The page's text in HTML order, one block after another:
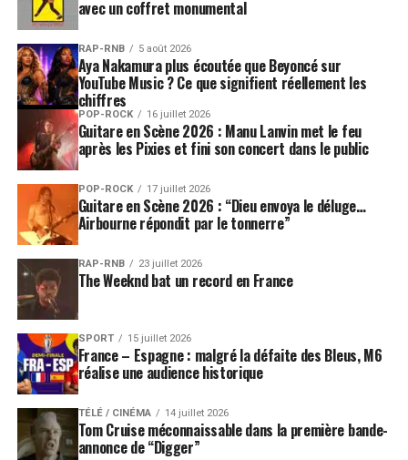
avec un coffret monumental
RAP-RNB 5 août 2026
Aya Nakamura plus écoutée que Beyoncé sur
YouTube Music ? Ce que signifient réellement les
chiffres
POP-ROCK 16 juillet 2026
Guitare en Scène 2026 : Manu Lanvin met le feu
après les Pixies et fini son concert dans le public
POP-ROCK 17 juillet 2026
Guitare en Scène 2026 : “Dieu envoya le déluge…
Airbourne répondit par le tonnerre”
RAP-RNB 23 juillet 2026
The Weeknd bat un record en France
SPORT 15 juillet 2026
France – Espagne : malgré la défaite des Bleus, M6
réalise une audience historique
TÉLÉ / CINÉMA 14 juillet 2026
Tom Cruise méconnaissable dans la première bande-
annonce de “Digger”